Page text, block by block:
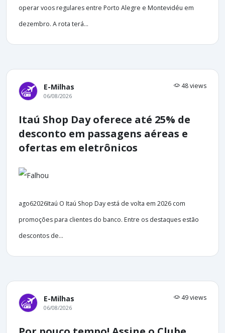
operar voos regulares entre Porto Alegre e Montevidéu em
dezembro. A rota terá...
E-Milhas 48 views
06/08/2026
Itaú Shop Day oferece até 25% de
desconto em passagens aéreas e
ofertas em eletrônicos
ago62026Itaú O Itaú Shop Day está de volta em 2026 com
promoções para clientes do banco. Entre os destaques estão
descontos de...
E-Milhas 49 views
06/08/2026